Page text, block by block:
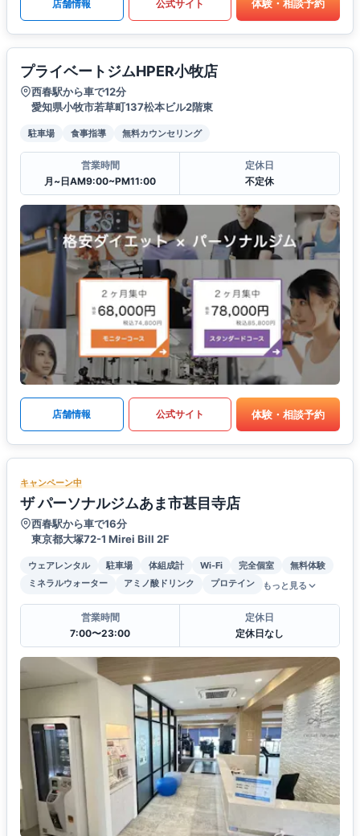
店舗情報 公式サイト 体験・相談予約
プライベートジムHPER小牧店
西春駅から車で12分
愛知県小牧市若草町137松本ビル2階東
駐車場 食事指導 無料カウンセリング
営業時間
月~日AM9:00~PM11:00
定休日
不定休
店舗情報 公式サイト 体験・相談予約
キャンペーン中
ザ パーソナルジムあま市甚目寺店
西春駅から車で16分
東京都大塚72-1 Mirei Bill 2F
ウェアレンタル 駐車場 体組成計 Wi-Fi 完全個室
無料体験
ミネラルウォーター
アミノ酸ドリンク プロテイン もっと見る
営業時間
7:00〜23:00
定休日
定休日なし